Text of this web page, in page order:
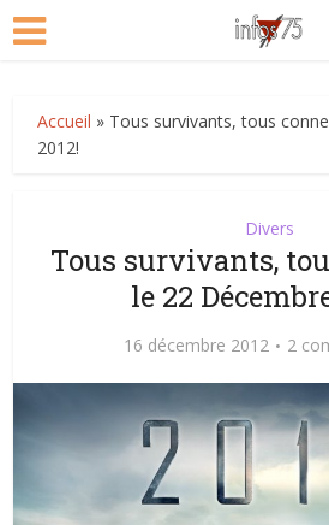
Accueil » Tous survivants, tous
2012!
Divers
Tous survivants,
le 22
16 décembre 2012 2